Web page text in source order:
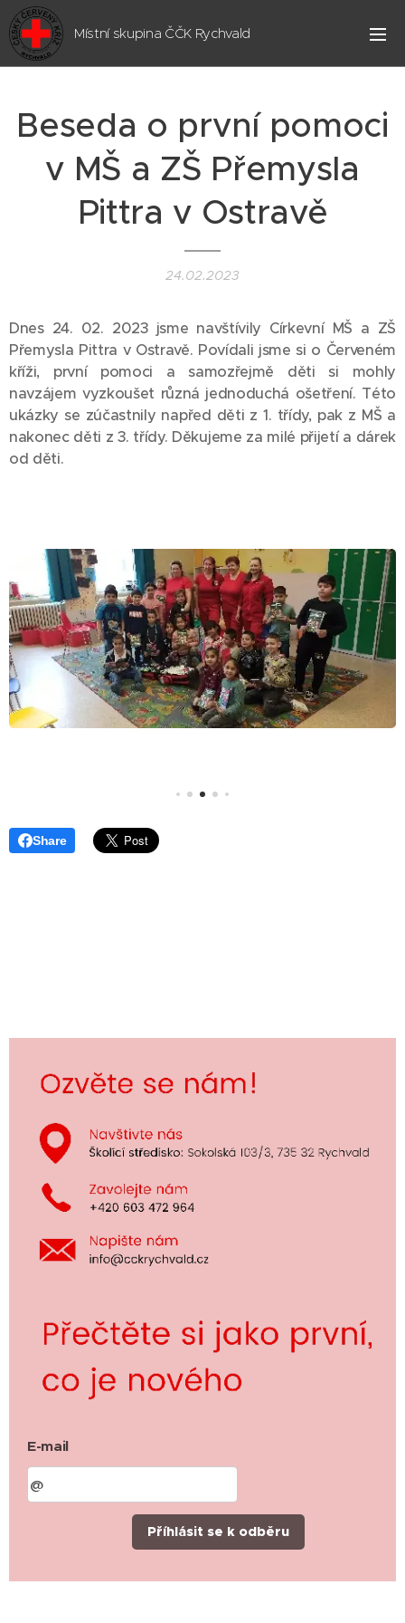
Místní skupina ČČK Rychvald
Beseda o první pomoci
v MŠ a ZŠ Přemysla
Pittra v Ostravě
24.02.2023
Dnes 24. 02. 2023 jsme navštívily Církevní MŠ a ZŠ
Přemysla Pittra v Ostravě. Povídali jsme si o Červeném
kříži, první pomoci a samozřejmě děti si mohly
navzájem vyzkoušet různá jednoduchá ošetření. Této
ukázky se zúčastnily napřed děti z 1. třídy, pak z MŠ a
nakonec děti z 3. třídy. Děkujeme za milé přijetí a dárek
od děti.
Share
E-mail
Příhlásit se k odběru